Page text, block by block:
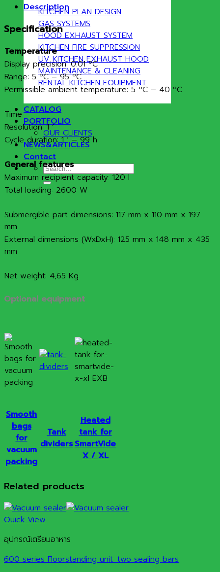
KITCHEN PLAN DESIGN
GAS SYSTEMS
HOOD EXHAUST SYSTEM
KITCHEN FIRE SUPPRESSION
UV KITCHEN EXHAUST HOOD
MAINTENANCE & CLEANING
RENTAL KITCHEN EQUIPMENT
CATALOG
PORTFOLIO
OUR CLIENTS
NEWS&ARTICLES
Contact
Search
for:
Description
Specification
Temperature
Display precision: 0.01 ºC
Range: 5 ºC – 95 ºC
Permissible ambient temperature: 5 ºC – 40 ºC
Time
Resolution: 1 ‘
Cycle duration: 1 ‘ – 99 h
General features
Maximum recipient capacity: 120 l
Total loading: 2600 W
Submergible part dimensions: 117 mm x 110 mm x 197
mm
External dimensions (WxDxH): 125 mm x 148 mm x 435
mm
Net weight: 4,65 Kg
Optional equipment
Smooth
bags
for
vacuum
packing
Tank
dividers
Heated
tank for
SmartVide
X / XL
Related products
Quick View
อุปกรณ์เตรียมอาหาร
600 series Floorstanding unit: two sealing bars